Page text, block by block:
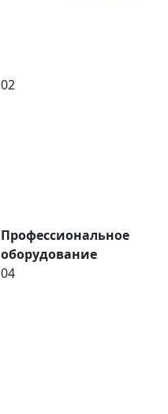
02
Профессиональное
оборудование
04